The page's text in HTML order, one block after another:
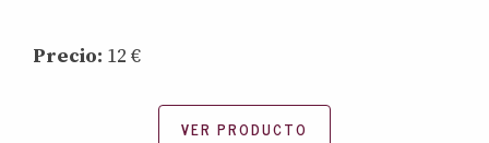
Precio: 12 €
VER PRODUCTO